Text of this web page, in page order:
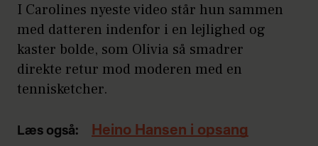
I Carolines nyeste video står hun sammen
med datteren indenfor i en lejlighed og
kaster bolde, som Olivia så smadrer
direkte retur mod moderen med en
tennisketcher.
Læs også: Heino Hansen i opsang